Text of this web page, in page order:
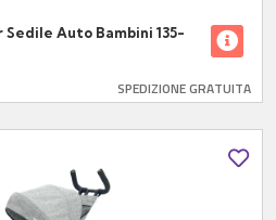
Auto Bambini 135-
SPEDIZIONE GRATUITA